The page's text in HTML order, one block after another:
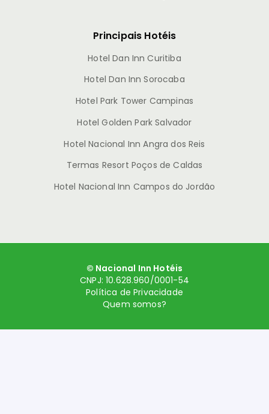
Principais Hotéis
Hotel Dan Inn Curitiba
Hotel Dan Inn Sorocaba
Hotel Park Tower Campinas
Hotel Golden Park Salvador
Hotel Nacional Inn Angra dos Reis
Termas Resort Poços de Caldas
Hotel Nacional Inn Campos do Jordão
© Nacional Inn Hotéis
CNPJ: 10.628.960/0001-54
Política de Privacidade
Quem somos?